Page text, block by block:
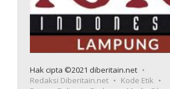
Hak cipta ©2021 diberitain.net
Redaksi Diberitain.net
Kode Etik